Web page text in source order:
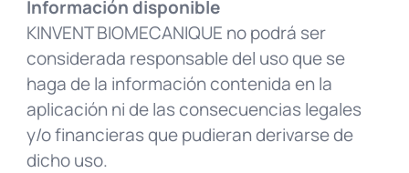
Información disponible
KINVENT BIOMECANIQUE no podrá ser
considerada responsable del uso que se
haga de la información contenida en la
aplicación ni de las consecuencias legales
y/o financieras que pudieran derivarse de
dicho uso.